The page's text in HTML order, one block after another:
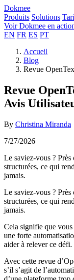
Dokmee
Produits Solutions
Voir Dokmee en
EN FR ES PT
Accueil
Blog
Revue
Revue
Avis
By Christina Miranda
7/27/2026
Le saviez-vous ? Près
structurées, ce qui
jamais.
Le saviez-vous ? Près
structurées, ce qui
jamais.
Cela signifie que vous
une forte
aider à relever ce défi.
Avec cette revue
s’il s’agit de